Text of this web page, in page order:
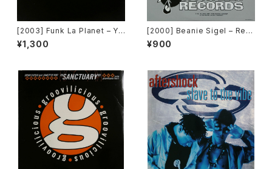
[2003] Funk La Planet – Yo
u Gave Me Love (Funk La
Planet 007)[Funk La Plane
¥1,300
[2000] Beanie Sigel – Rem
ember Them Days / Raw &
Uncut [Roc-A-Fella Record
¥900